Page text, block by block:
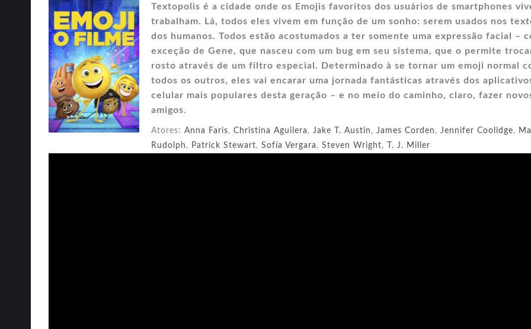
Textopolis é a cidade onde os Emojis favoritos dos usuários de smartphones
trabalham. Lá, todos eles vivem em função de um sonho: serem usados nos
dos humanos. Todos estão acostumados a ter somente uma expressão facial –
exceção de Gene, que nasceu com um bug em seu sistema, que o permite
rosto através de um filtro especial. Determinado à se tornar um emoji normal
todos os outros, eles vai encarar uma jornada fantásticas através dos
celular mais populares desta geração – e no meio do caminho, claro, fazer
amigos.
Atores: Anna Faris, Christina Aguilera , Jake T. Austin , James Corden , Jennifer Coolidge,
Rudolph , Patrick Stewart, Sofía Vergara , Steven Wright, T. J. Miller